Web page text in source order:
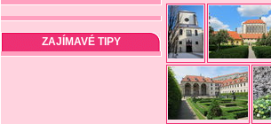
ZAJÍMAVÉ TIPY